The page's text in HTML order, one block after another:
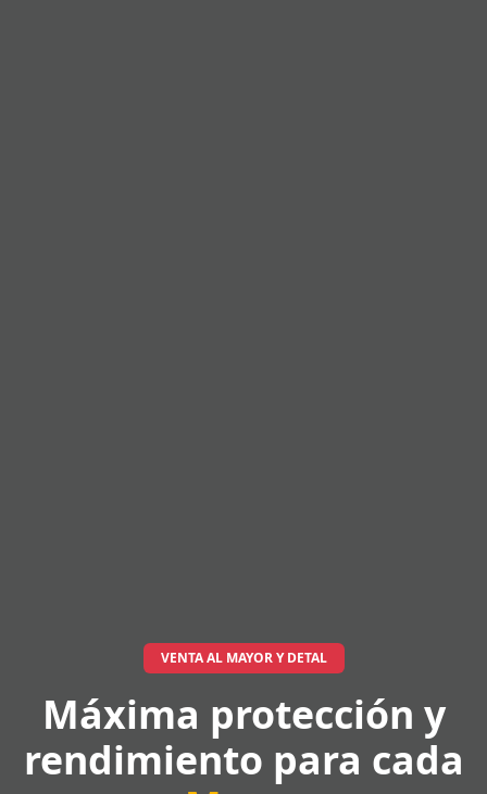
VENTA AL MAYOR Y DETAL
Máxima protección y
rendimiento para cada